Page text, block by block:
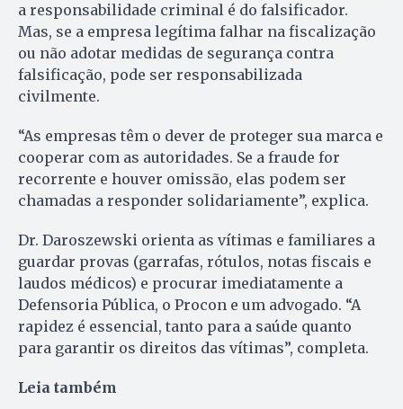
a responsabilidade criminal é do falsificador.
Mas, se a empresa legítima falhar na fiscalização
ou não adotar medidas de segurança contra
falsificação, pode ser responsabilizada
civilmente.
“As empresas têm o dever de proteger sua marca e
cooperar com as autoridades. Se a fraude for
recorrente e houver omissão, elas podem ser
chamadas a responder solidariamente”, explica.
Dr. Daroszewski orienta as vítimas e familiares a
guardar provas (garrafas, rótulos, notas fiscais e
laudos médicos) e procurar imediatamente a
Defensoria Pública, o Procon e um advogado. “A
rapidez é essencial, tanto para a saúde quanto
para garantir os direitos das vítimas”, completa.
Leia também